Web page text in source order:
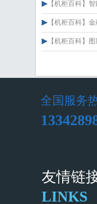
全国服务
友情链
LINKS
▶ 【机柜百科】
▶ 【机柜百科】 金
▶ 【机柜百科】